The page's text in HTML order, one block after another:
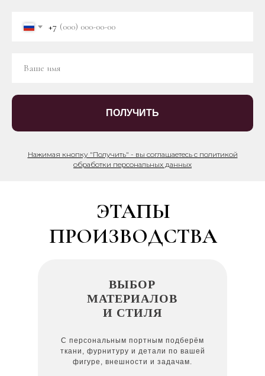
+7
ПОЛУЧИТЬ
Нажимая кнопку "Получить" - вы соглашаетесь с политикой
обработки персональных данных
С персональным портным подберём
ткани, фурнитуру и детали по вашей
фигуре, внешности и задачам.
ВЫБОР
МАТЕРИАЛОВ
И СТИЛЯ
ЭТАПЫ
ПРОИЗВОДСТВА